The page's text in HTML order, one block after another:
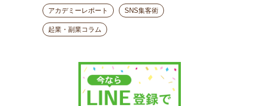
アカデミーレポート SNS集客術
起業・副業コラム